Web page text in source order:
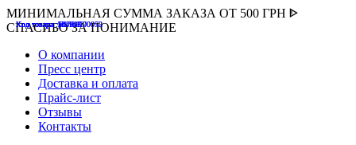
МИНИМАЛЬНАЯ СУММА ЗАКАЗА ОТ 500 ГРН ᐈ
СПАСИБО ЗА ПОНИМАНИЕ
О компании
Пресс центр
Доставка и оплата
Прайс-лист
Отзывы
Контакты
Код товара :507000
Код товара :HUK-K00058
Код товара :Т075177
Код товара :pnsv12
Код товара :HUK-K00072